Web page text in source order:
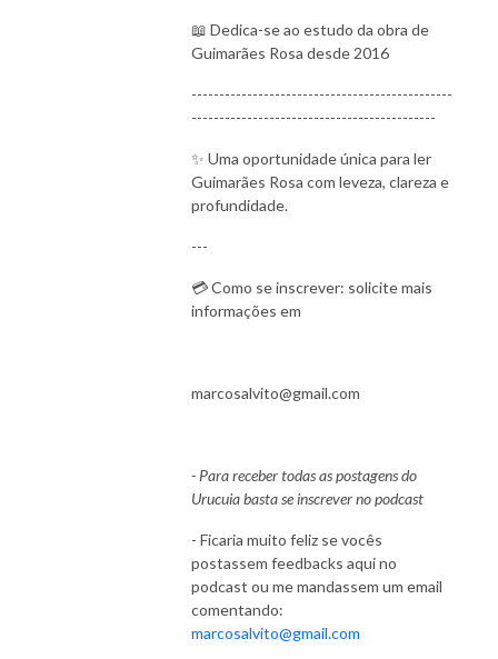
📖 Dedica-se ao estudo da obra de
Guimarães Rosa desde 2016
-----------------------------------------------
--------------------------------------------
✨ Uma oportunidade única para ler
Guimarães Rosa com leveza, clareza e
profundidade.
---
💳 Como se inscrever: solicite mais
informações em
marcosalvito@gmail.com
- Para receber todas as postagens do
Urucuia basta se inscrever no podcast
- Ficaria muito feliz se vocês
postassem feedbacks aqui no
podcast ou me mandassem um email
comentando:
marcosalvito@gmail.com